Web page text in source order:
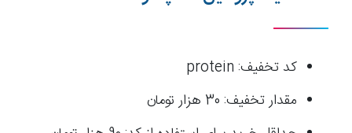
کد تخفیف: protein
مقدار تخفیف: 30 هزار تومان